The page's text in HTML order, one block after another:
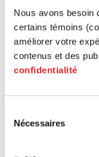
Nous avons besoin
certains témoins
améliorer votre
contenus et des
confidentialité
Nécessaires